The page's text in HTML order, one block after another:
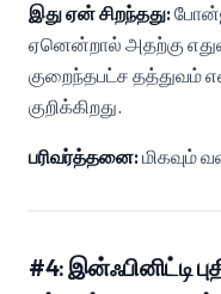
இது ஏன் சிறந்தது:
ஏனென்றால் அதற்கு
குறைந்தபட்ச தத்துவம்
குறிக்கிறது.
பரிவர்த்தனை:மிகவும்
#4: இன்ஃபினிட்டி